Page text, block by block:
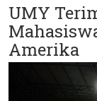
Vokasi
Kampus
Idea
UMY
Amerika